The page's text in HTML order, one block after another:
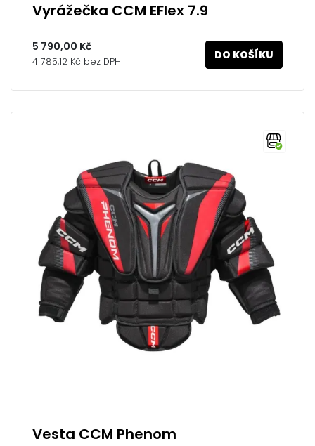
Vyrážečka CCM EFlex 7.9
5 790,00 Kč
4 785,12 Kč bez DPH DO KOŠÍKU
Vesta CCM Phenom